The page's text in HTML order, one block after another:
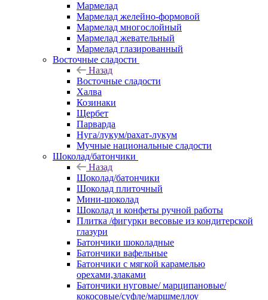
Мармелад
Мармелад желейно-формовой
Мармелад многослойный
Мармелад жевательный
Мармелад глазированный
Восточные сладости
Назад
Восточные сладости
Халва
Козинаки
Щербет
Парварда
Нуга/лукум/рахат-лукум
Мучные национальные сладости
Шоколад/батончики
Назад
Шоколад/батончики
Шоколад плиточный
Мини-шоколад
Шоколад и конфеты ручной работы
Плитка /фигурки весовые из кондитерской
глазури
Батончики шоколадные
Батончики вафельные
Батончики с мягкой карамелью
орехами,злаками
Батончики нуговые/ марципановые/
кокосовые/суфле/маршмеллоу